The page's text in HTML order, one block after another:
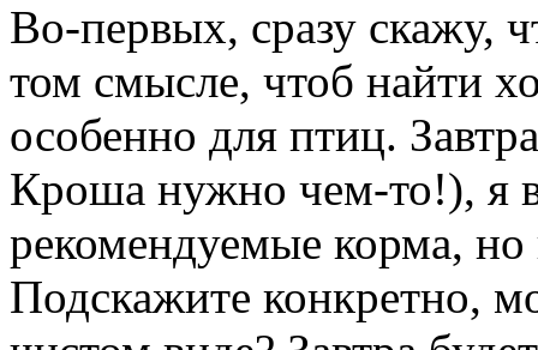
Во-первых, сразу скажу,
том смысле, чтоб найти
особенно для птиц.
Кроша нужно чем-то!), я
рекомендуемые корма,
Подскажите конкретно,